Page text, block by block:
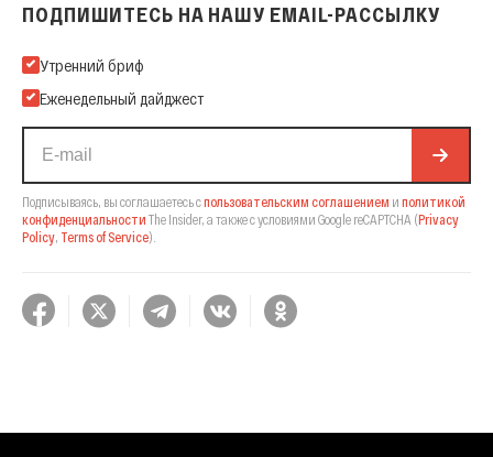
ПОДПИШИТЕСЬ НА НАШУ EMAIL-РАССЫЛКУ
Подпишитесь на нашу Email-рассылку
Утренний бриф
Еженедельный дайджест
Подписываясь, вы соглашаетесь спользовательским соглашением и политикой
конфиденциальности The Insider, а также с условиями Google reCAPTCHA (Privacy
Policy Terms of Service).